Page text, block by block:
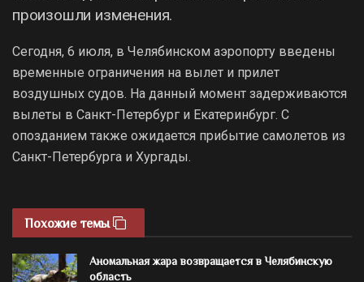
произошли изменения.
Сегодня, 6 июля, в Челябинском аэропорту введены
временные ограничения на вылет и прилет
воздушных судов. На данный момент задерживаются
вылеты в Санкт-Петербург и Екатеринбург. С
опозданием также ожидается прибытие самолетов из
Санкт-Петербурга и Хургады.
Похожие темы
Аномальная жара возвращается в Челябинскую
область